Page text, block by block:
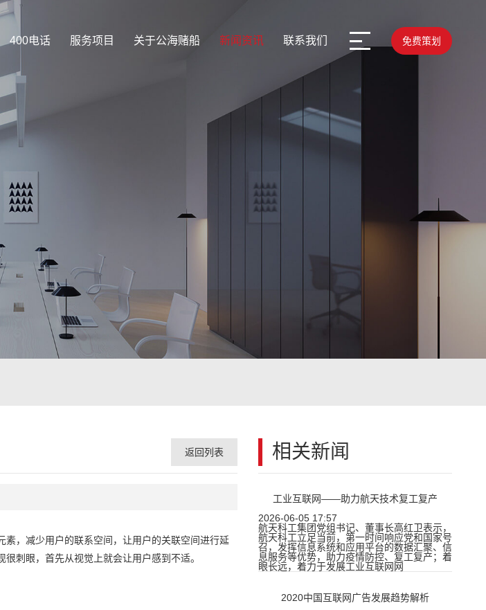
400电话 服务项目 关于公海赌船 新闻资讯 联系我们 免费策划
相关新闻
工业互联网——助力航天技术复工复产
2026-06-05 17:57
航天科工集团党组书记、董事长高红卫表示，
航天科工立足当前，第一时间响应党和国家号
召，发挥信息系统和应用平台的数据汇聚、信
息服务等优势，助力疫情防控、复工复产；着
眼长远，着力于发展工业互联网网
2020中国互联网广告发展趋势解析
返回列表
，减少用户的联系空间，让用户的关联空间进行延
刺眼，首先从视觉上就会让用户感到不适。